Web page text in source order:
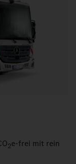
2e-frei mit rein